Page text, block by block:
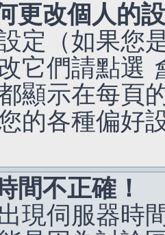
更改個人的
定（如果您
它們請點選
顯示在每頁
的各種偏好
間不正確！
現伺服器時